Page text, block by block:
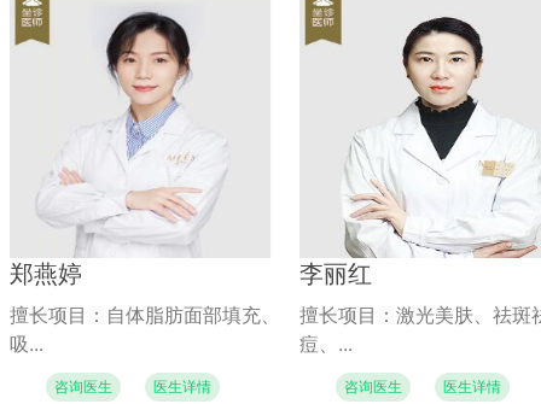
郑燕婷
擅长项目：自体脂肪面部填充、
吸...
咨询医生 医生详情
李丽红
擅长项目：激光美肤、祛斑
痘、...
咨询医生 医生详情